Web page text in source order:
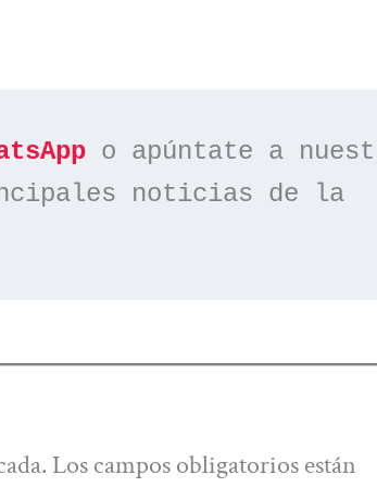
noticias de la
Los campos obligatorios están